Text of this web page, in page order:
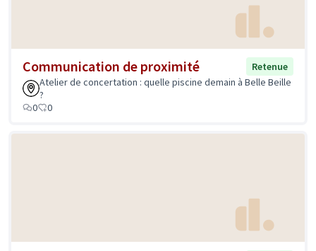
Communication de proximité
Retenue
Atelier de concertation : quelle piscine demain à Belle Beille
?
0
0